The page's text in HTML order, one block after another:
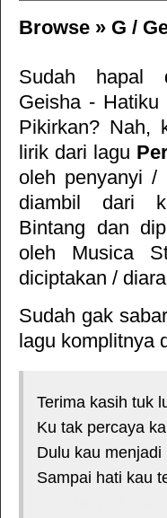
Browse » G /
Sudah hapal
Geisha - Hatiku
Pikirkan? Nah,
lirik dari lagu
oleh penyanyi /
diambil dari
Bintang dan
oleh Musica
diciptakan /
Sudah gak
lagu komplitnya
Terima kasih tuk
Ku tak percaya
Dulu kau
Sampai hati kau